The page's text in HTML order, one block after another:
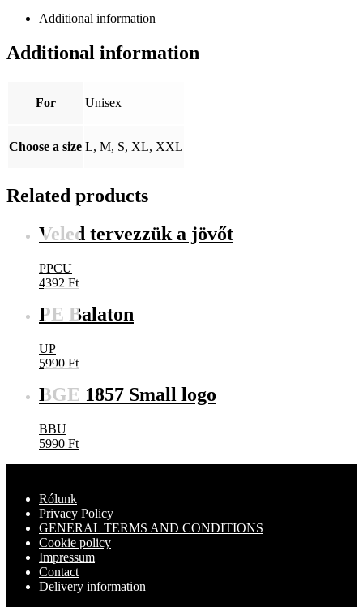
oversized
quantity
Additional information
Additional information
For Unisex
Choose a size L, M, S, XL, XXL
Related products
Veled tervezzük a jövőt
PPCU
4392 Ft
PE Balaton
UP
5990 Ft
BGE 1857 Small logo
BBU
5990 Ft
Rólunk
Privacy Policy
GENERAL TERMS AND CONDITIONS
Cookie policy
Impressum
Contact
Delivery information